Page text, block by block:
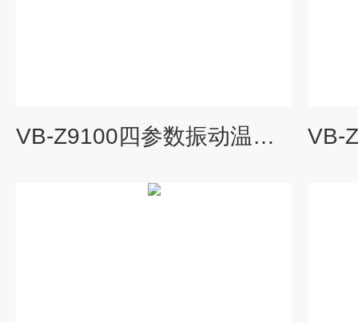
VB-Z9100四参数振动温度探头